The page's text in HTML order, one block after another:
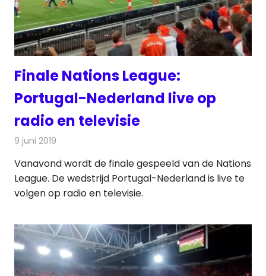
Finale Nations League:
Portugal-Nederland live op
radio en televisie
9 juni 2019
Vanavond wordt de finale gespeeld van de Nations
League. De wedstrijd Portugal-Nederland is live te
volgen op radio en televisie.